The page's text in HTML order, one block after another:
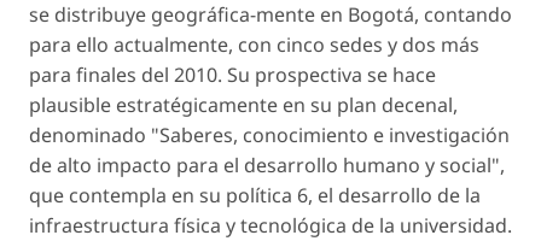
se distribuye geográfica-mente en Bogotá, contando
para ello actualmente, con cinco sedes y dos más
para finales del 2010. Su prospectiva se hace
plausible estratégicamente en su plan decenal,
denominado "Saberes, conocimiento e investigación
de alto impacto para el desarrollo humano y social",
que contempla en su política 6, el desarrollo de la
infraestructura física y tecnológica de la universidad.